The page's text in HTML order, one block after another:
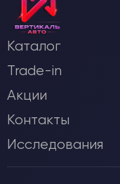
Каталог
Trade-in
Акции
Контакты
Исследования